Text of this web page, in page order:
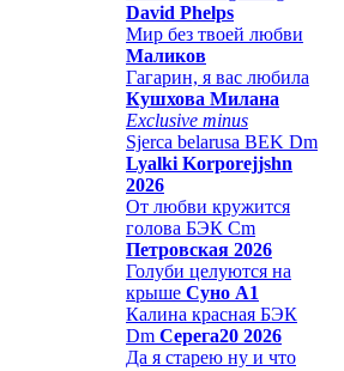
David Phelps
Мир без твоей любви
Маликов
Гагарин, я вас любила
Кушхова Милана
Exclusive minus
Sjerca belarusa BEK Dm
Lyalki Korporejjshn
2026
От любви кружится
голова БЭК Cm
Петровская 2026
Голуби целуются на
крыше Суно А1
Калина красная БЭК
Dm Серега20 2026
Да я старею ну и что